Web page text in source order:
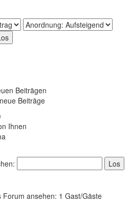
Beiträgen
Beiträge
Ihnen
ansehen: 1 Gast/Gäste